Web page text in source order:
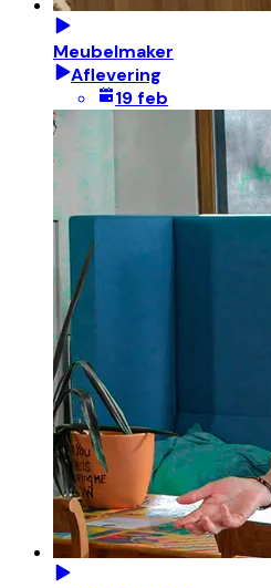
Meubelmaker
Aflevering
19 feb